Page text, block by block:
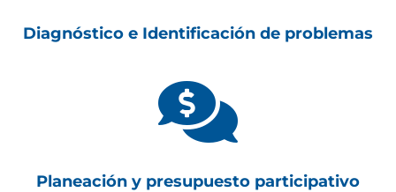
Diagnóstico e Identificación de problemas

Planeación y presupuesto participativo